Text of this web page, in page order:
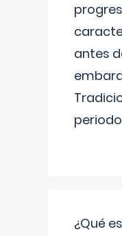
antes
periodo
¿Qué